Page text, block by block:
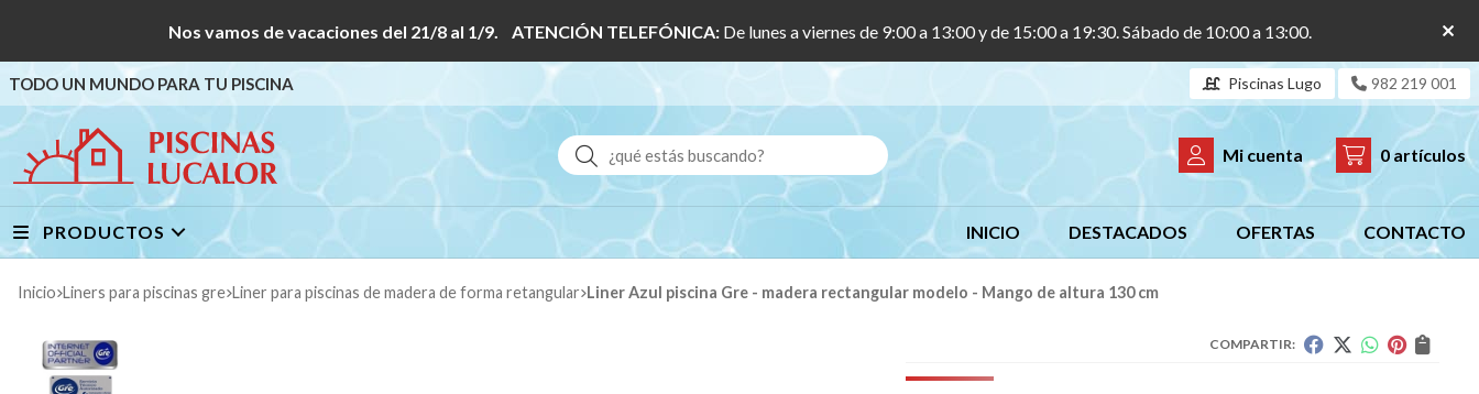
Nos vamos de vacaciones del 21/8 al 1/9. ATENCIÓN TELEFÓNICA: De lunes a viernes de 9:00 a 13:00 y de 15:00 a 19:30. Sábado de 10:00 a 13:00.
TODO UN MUNDO PARA TU PISCINA Piscinas Lugo 982 219 001
Buscar Mi cuenta 0 artículos
PRODUCTOS INICIO DESTACADOS OFERTAS CONTACTO
Inicio liners para piscinas gre liner para piscinas de madera de forma retangular Liner Azul piscina Gre - madera rectangular modelo - Mango de altura 130 cm
COMPARTIR: